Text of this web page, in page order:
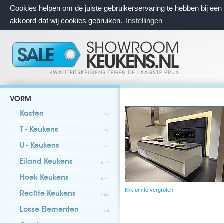
Cookies helpen om de juiste gebruikerservaring te hebben bij
akkoord dat wij cookies gebruiken. Instellingen
VORM
Kasten 10
T - Keukens 16
U - Keukens 37
Eiland Keukens 471
Hoek Keukens 437
Rechte Keukens 242
Losse Elementen 24
Klik om te vergroten.